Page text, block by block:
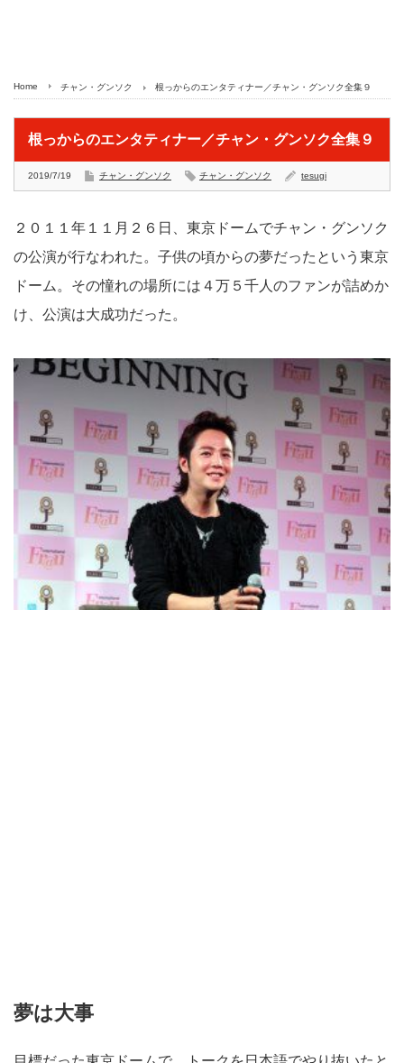
Home チャン・グンソク 根っからのエンタティナー／チャン・グンソク全集９
根っからのエンタティナー／チャン・グンソク全集９
2019/7/19 チャン・グンソク チャン・グンソク tesugi
２０１１年１１月２６日、東京ドームでチャン・グンソク
の公演が行なわれた。子供の頃からの夢だったという東京
ドーム。その憧れの場所には４万５千人のファンが詰めか
け、公演は大成功だった。
夢は大事